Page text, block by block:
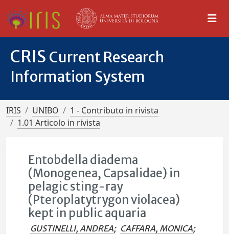
CRIS Current Research
Information System
IRIS UNIBO
1 - Contributo in rivista
1.01 Articolo in rivista
Entobdella diadema
(Monogenea, Capsalidae) in
pelagic sting-ray
(Pteroplatytrygon violacea)
kept in public aquaria
GUSTINELLI, ANDREA; CAFFARA, MONICA;